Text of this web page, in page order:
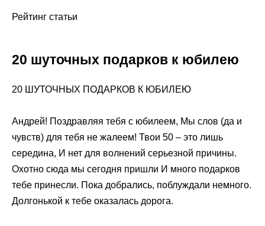
Рейтинг статьи
20 шуточных подарков к юбилею
20 ШУТОЧНЫХ ПОДАРКОВ К ЮБИЛЕЮ
Андрей! Поздравляя тебя с юбилеем, Мы слов (да и
чувств) для тебя не жалеем! Твои 50 – это лишь
середина, И нет для волнений серьезной причины.
Охотно сюда мы сегодня пришли И много подарков
тебе принесли. Пока добрались, поблуждали немного.
Долгонькой к тебе оказалась дорога.